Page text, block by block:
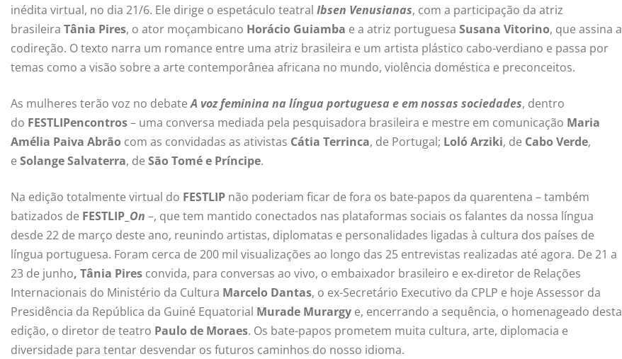
inédita virtual, no dia 21/6. Ele dirige o espetáculo teatral Ibsen Venusianas, com a participação da atriz
brasileira Tânia Pires, o ator moçambicano Horácio Guiamba e a atriz portuguesa Susana Vitorino, que assina a
codireção. O texto narra um romance entre uma atriz brasileira e um artista plástico cabo-verdiano e passa por
temas como a visão sobre a arte contemporânea africana no mundo, violência doméstica e preconceitos.
As mulheres terão voz no debateA voz feminina na língua portuguesa e em nossas sociedades, dentro
do FESTLIPencontros– uma conversa mediada pela pesquisadora brasileira e mestre em comunicação Maria
Amélia Paiva Abrão com as convidadas as ativistas Cátia Terrinca, de Portugal; Loló Arziki, de Cabo Verde,
e Solange Salvaterra, de São Tomé e Príncipe.
Na edição totalmente virtual do FESTLIP não poderiam ficar de fora os bate-papos da quarentena – também
batizados de FESTLIP_ On –, que tem mantido conectados nas plataformas sociais os falantes da nossa língua
desde 22 de março deste ano, reunindo artistas, diplomatas e personalidades ligadas à cultura dos países de
língua portuguesa. Foram cerca de 200 mil visualizações ao longo das 25 entrevistas realizadas até agora. De 21 a
23 de junho, Tânia Pires convida, para conversas ao vivo, o embaixador brasileiro e ex-diretor de Relações
Internacionais do Ministério da Cultura Marcelo Dantas, o ex-Secretário Executivo da CPLP e hoje Assessor da
Presidência da República da Guiné Equatorial Murade Murargy e, encerrando a sequência, o homenageado desta
edição, o diretor de teatro Paulo de Moraes. Os bate-papos prometem muita cultura, arte, diplomacia e
diversidade para tentar desvendar os futuros caminhos do nosso idioma.